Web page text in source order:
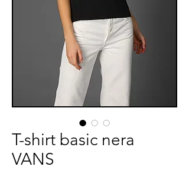
T-shirt basic nera
VANS